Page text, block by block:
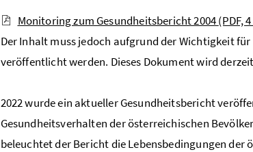
Monitoring zum Gesundheitsbericht 2004(PDF,
Der Inhalt muss jedoch aufgrund der Wichtigkeit
veröffentlicht werden. Dieses Dokument wird
2022 wurde ein aktueller Gesundheitsbericht
Gesundheitsverhalten der österreichischen
beleuchtet der Bericht die Lebensbedingungen